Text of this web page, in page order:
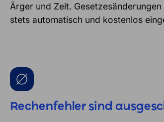
Ärger und Zeit.
stets automatisch und kostenlos
Rechenfehler sind